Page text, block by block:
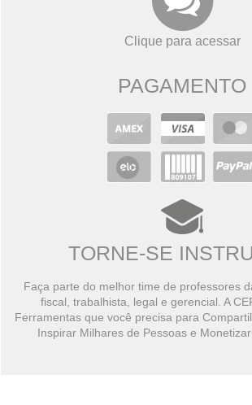
Clique para acessar
PAGAMENTO
TORNE-SE
Faça parte do melhor time de professores
fiscal, trabalhista, legal e gerencial. A
Ferramentas que você precisa para
Inspirar Milhares de Pessoas e